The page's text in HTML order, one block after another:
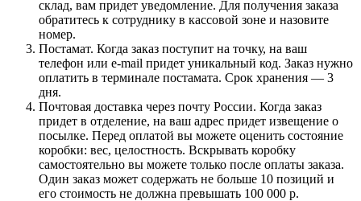
склад, вам придет уведомление. Для получения заказа
обратитесь к сотруднику в кассовой зоне и назовите
номер.
Постамат. Когда заказ поступит на точку, на ваш
телефон или e-mail придет уникальный код. Заказ нужно
оплатить в терминале постамата. Срок хранения — 3
дня.
Почтовая доставка через почту России. Когда заказ
придет в отделение, на ваш адрес придет извещение о
посылке. Перед оплатой вы можете оценить состояние
коробки: вес, целостность. Вскрывать коробку
самостоятельно вы можете только после оплаты заказа.
Один заказ может содержать не больше 10 позиций и
его стоимость не должна превышать 100 000 р.